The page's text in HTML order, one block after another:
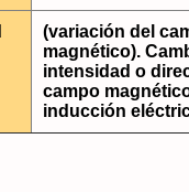
(variación del
magnético).
intensidad o
campo
inducción